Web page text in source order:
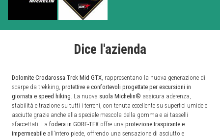
Dice l'azienda
Dolomite Crodarossa Trek Mid GTX , rappresentano la nuova generazione di
scarpe da trekking, protettive e confortevoli progettate per escursioni in
giornata e speed hiking . La nuova suola Michelin® assicura aderenza,
stabilità e trazione su tutti i terreni, con tenuta eccellente su superfici umide e
asciutte grazie anche alla speciale mescola della gomma e ai tasselli
sfaccettati. La fodera in GORE-TEX offre una protezione traspirante e
impermeabile all’intero piede, offrendo una sensazione di asciutto e